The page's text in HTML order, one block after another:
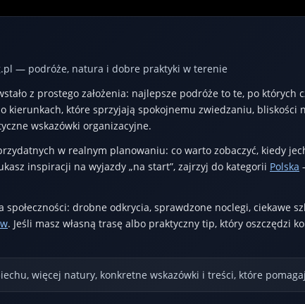
— podróże, natura i dobre praktyki w terenie
z prostego założenia: najlepsze podróże to te, po których
kierunkach, które sprzyjają spokojnemu zwiedzaniu,
wskazówki organizacyjne.
w realnym planowaniu: co warto zobaczyć, kiedy
inspiracji na wyjazdy „na start”, zajrzyj do kategorii Polska
społeczności: drobne odkrycia, sprawdzone noclegi, ciekawe
. Jeśli masz własną trasę albo praktyczny tip, który
więcej natury, konkretne wskazówki i treści, które